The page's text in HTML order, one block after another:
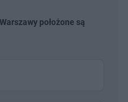
położone są